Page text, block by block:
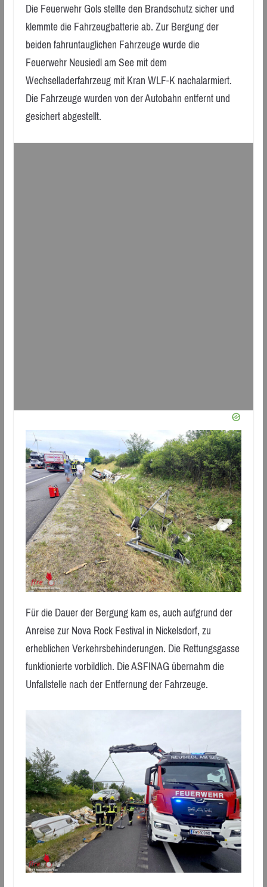
Die Feuerwehr Gols stellte den Brandschutz sicher und
klemmte die Fahrzeugbatterie ab. Zur Bergung der
beiden fahruntauglichen Fahrzeuge wurde die
Feuerwehr Neusiedl am See mit dem
Wechselladerfahrzeug mit Kran WLF-K nachalarmiert.
Die Fahrzeuge wurden von der Autobahn entfernt und
gesichert abgestellt.
Für die Dauer der Bergung kam es, auch aufgrund der
Anreise zur Nova Rock Festival in Nickelsdorf, zu
erheblichen Verkehrsbehinderungen. Die Rettungsgasse
funktionierte vorbildlich. Die ASFINAG übernahm die
Unfallstelle nach der Entfernung der Fahrzeuge.